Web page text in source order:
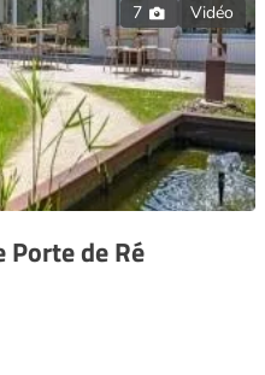
7 Vidéo
Porte de Ré